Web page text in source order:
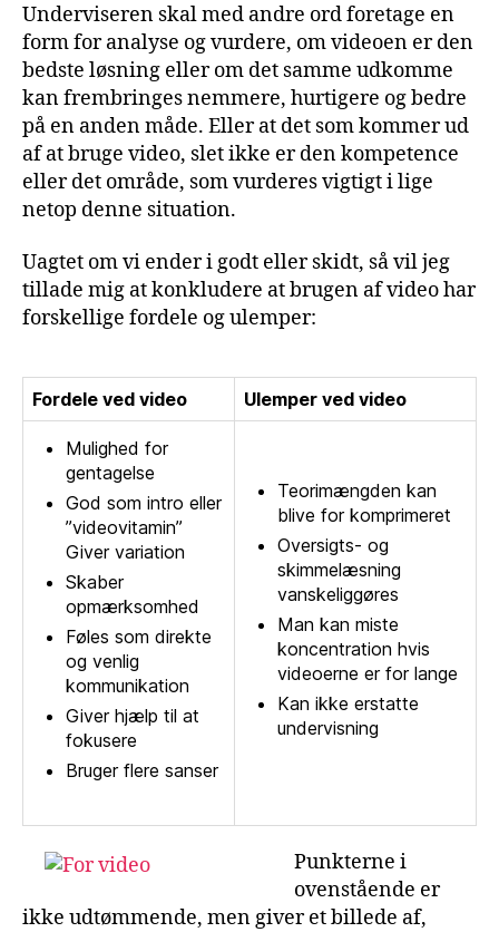
Underviseren skal med andre ord foretage en
form for analyse og vurdere, om videoen er den
bedste løsning eller om det samme udkomme
kan frembringes nemmere, hurtigere og bedre
på en anden måde. Eller at det som kommer ud
af at bruge video, slet ikke er den kompetence
eller det område, som vurderes vigtigt i lige
netop denne situation.
Uagtet om vi ender i godt eller skidt, så vil jeg
tillade mig at konkludere at brugen af video har
forskellige fordele og ulemper:
Fordele ved video Ulemper ved video
Mulighed for
gentagelse
God som intro eller
”videovitamin”
Giver variation
Skaber
opmærksomhed
Føles som direkte
og venlig
kommunikation
Giver hjælp til at
fokusere
Bruger flere sanser
Teorimængden kan
blive for komprimeret
Oversigts- og
skimmelæsning
vanskeliggøres
Man kan miste
koncentration hvis
videoerne er for lange
Kan ikke erstatte
undervisning
Punkterne i
ovenstående er
ikke udtømmende, men giver et billede af,